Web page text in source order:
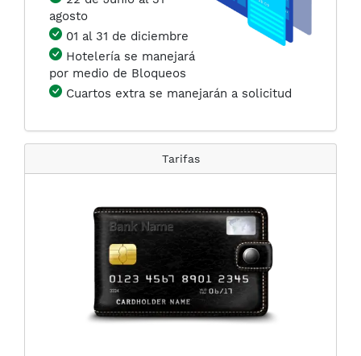
agosto
01 al 31 de diciembre
Hotelería se manejará
por medio de Bloqueos
Cuartos extra se manejarán a solicitud
Tarifas